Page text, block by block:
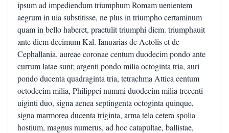
ipsum ad impediendum triumphum Romam uenientem
aegrum in uia substitisse, ne plus in triumpho certaminum
quam in bello haberet, praetulit triumphi diem. triumphauit
ante diem decimum Kal. Ianuarias de Aetolis et de
Cephallania. aureae coronae centum duodecim pondo ante
currum latae sunt; argenti pondo milia octoginta tria, auri
pondo ducenta quadraginta tria, tetrachma Attica centum
octodecim milia, Philippei nummi duodecim milia trecenti
uiginti duo, signa aenea septingenta octoginta quinque,
signa marmorea ducenta triginta, arma tela cetera spolia
hostium, magnus numerus, ad hoc catapultae, ballistae,